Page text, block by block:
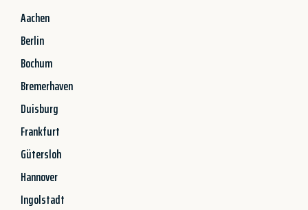
Aachen
Berlin
Bochum
Bremerhaven
Duisburg
Frankfurt
Gütersloh
Hannover
Ingolstadt